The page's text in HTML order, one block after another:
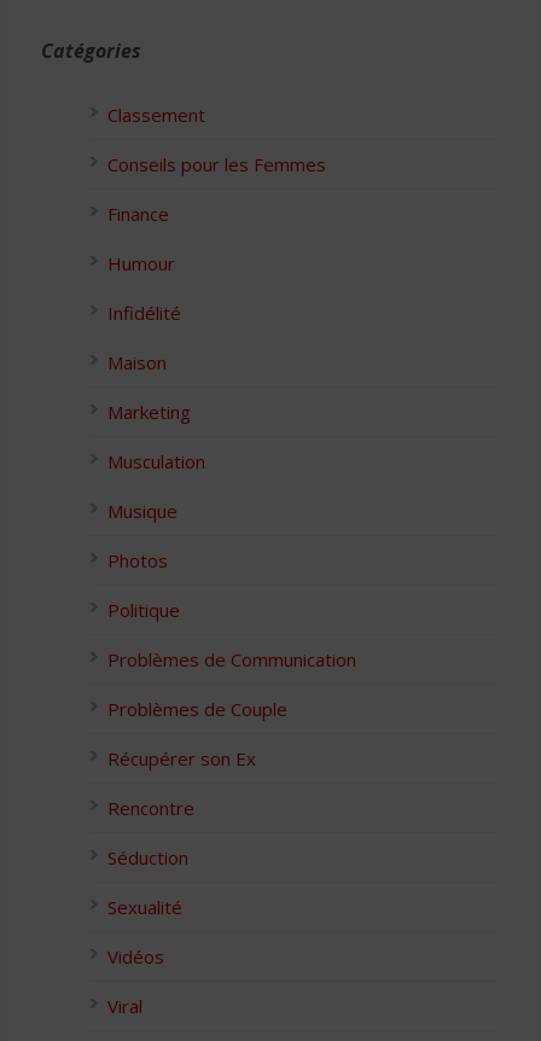
Catégories
Classement
Conseils pour les Femmes
Finance
Humour
Infidélité
Maison
Marketing
Musculation
Musique
Photos
Politique
Problèmes de Communication
Problèmes de Couple
Récupérer son Ex
Rencontre
Séduction
Sexualité
Vidéos
Viral